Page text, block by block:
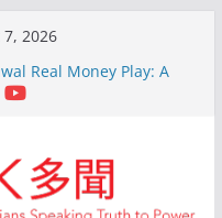
2026
Real Money Play: A
d’un expert
Le Guide Complet pour